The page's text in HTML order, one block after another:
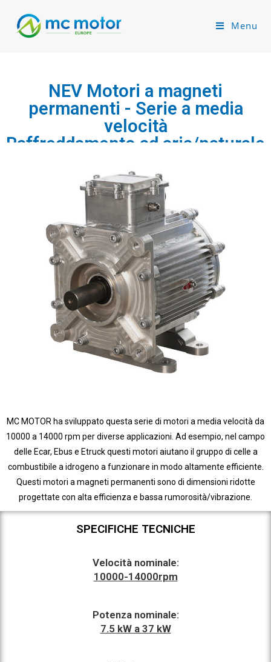
Menu
NEV Motori a magneti
permanenti - Serie a media
velocità
Raffreddamento ad aria/naturale
MC MOTOR ha sviluppato questa serie di motori a media velocità da
10000 a 14000 rpm per diverse applicazioni. Ad esempio, nel campo
delle Ecar, Ebus e Etruck questi motori aiutano il gruppo di celle a
combustibile a idrogeno a funzionare in modo altamente efficiente.
Questi motori a magneti permanenti sono di dimensioni ridotte
progettate con alta efficienza e bassa rumorosità/vibrazione.
SPECIFICHE TECNICHE
Velocità nominale:
10000-14000rpm
Potenza nominale:
7.5 kW a 37 kW